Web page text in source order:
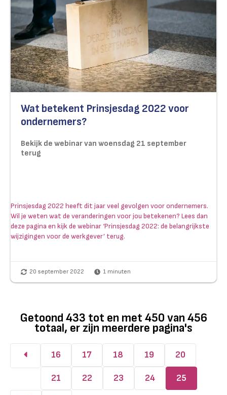
Wat betekent Prinsjesdag 2022 voor
ondernemers?
Bekijk de webinar van woensdag 21 september
terug
Prinsjesdag 2022 heeft dit jaar veel gevolgen voor ondernemers.
Wil je weten wat de veranderingen voor jou betekenen? Lees dan
deze pagina en kijk de webinar ‘Prinsjesdag 2022: de belangrijkste
wijzigingen voor de werkgever’ terug.
20 september 2022 1 minuten
Getoond 433 tot en met 450 van 456
totaal, er zijn meerdere pagina's
16 17 18 19 20
21 22 23 24 25